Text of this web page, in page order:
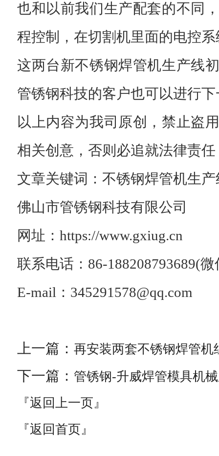
也和以前我们生产配套的不同
程控制，在切割机里面的电控
这两台新不锈钢焊管机生产线
管锈钢科技的客户也可以进行
以上内容为我司原创，禁止盗
相关创意，否则必追就法律责任
文章关键词：不锈钢焊管机生产
佛山市管锈钢科技有限公司
网址：https://www.gxiug.cn
联系电话：86-188208793689(
E-mail：345291578@qq.com
上一篇： 再安装两套不锈钢焊管机
下一篇： 管锈钢-升威焊管模具机
『返回上一页』
『返回首页』